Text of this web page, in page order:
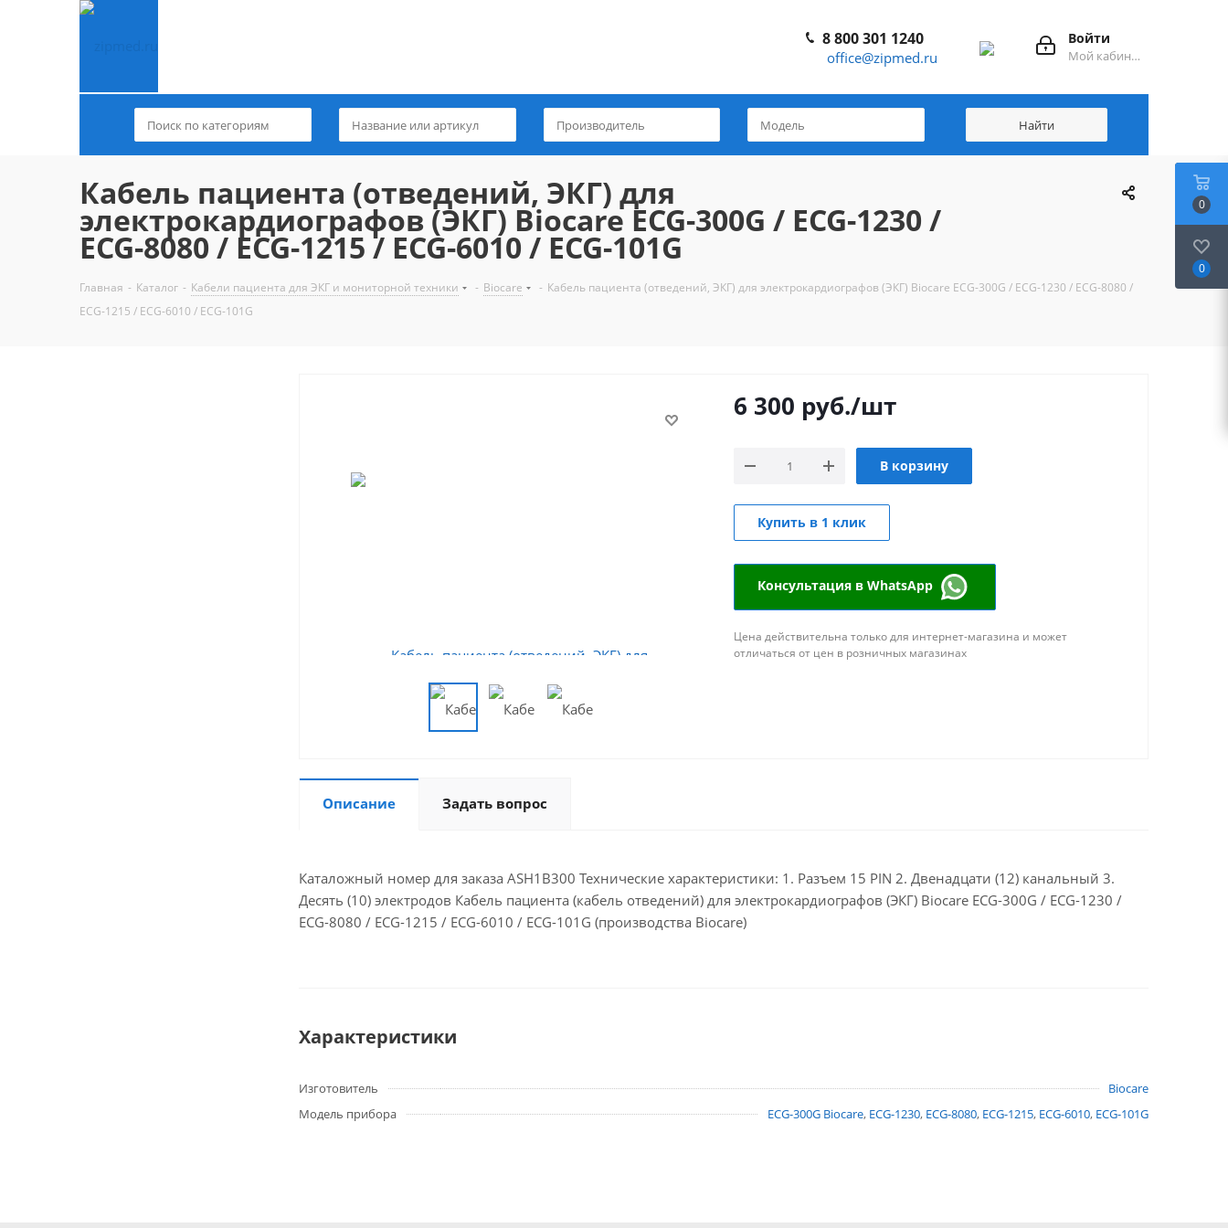
Войти
Мой кабинет
8 800 301 1240
office@zipmed.ru
Кабель пациента (отведений, ЭКГ) для
электрокардиографов (ЭКГ) Biocare ECG-300G / ECG-1230 /
ECG-8080 / ECG-1215 / ECG-6010 / ECG-101G
Главная - Каталог - Кабели пациента для ЭКГ и мониторной техники - Biocare - Кабель пациента (отведений, ЭКГ) для электрокардиографов (ЭКГ) Biocare ECG-300G / ECG-1230 / ECG-8080 /
ECG-1215 / ECG-6010 / ECG-101G
6 300 руб./шт
В корзину
Купить в 1 клик
Консультация в WhatsApp
Цена действительна только для интернет-магазина и может
отличаться от цен в розничных магазинах
Описание Задать вопрос
Каталожный номер для заказа ASH1B300 Технические характеристики: 1. Разъем 15 PIN 2. Двенадцати (12) канальный 3.
Десять (10) электродов Кабель пациента (кабель отведений) для электрокардиографов (ЭКГ) Biocare ECG-300G / ECG-1230 /
ECG-8080 / ECG-1215 / ECG-6010 / ECG-101G (производства Biocare)
Характеристики
Изготовитель
Biocare
Модель прибора
ECG-300G Biocare, ECG-1230, ECG-8080, ECG-1215, ECG-6010, ECG-101G
0
0